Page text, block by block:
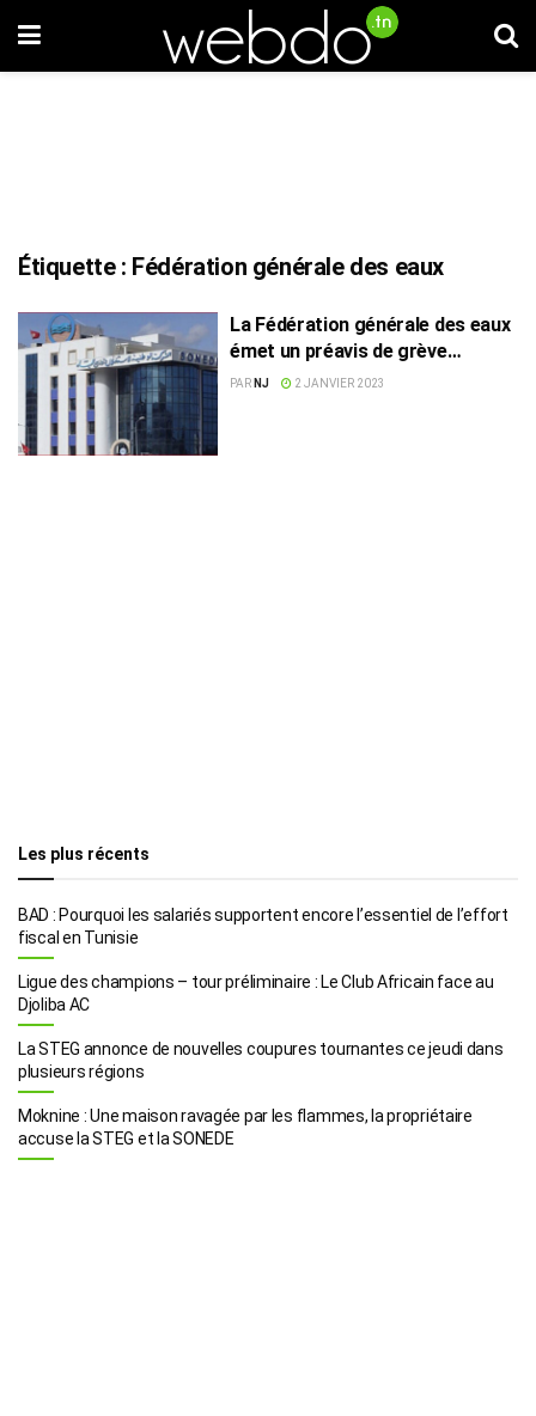
Étiquette : Fédération générale des eaux
La Fédération générale des eaux
émet un préavis de grève
nationale
PAR NJ 2 JANVIER 2023
Les plus récents
BAD : Pourquoi les salariés supportent encore l’essentiel de l’effort
fiscal en Tunisie
Ligue des champions – tour préliminaire : Le Club Africain face au
Djoliba AC
La STEG annonce de nouvelles coupures tournantes ce jeudi dans
plusieurs régions
Moknine : Une maison ravagée par les flammes, la propriétaire
accuse la STEG et la SONEDE